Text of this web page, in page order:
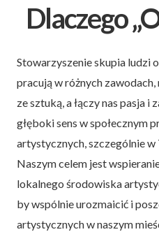
Dlaczego
Stowarzyszenie skupia ludzi
pracują w różnych
ze sztuką, a łączy nas pasja i
głęboki sens w społecznym
artystycznych, szczególnie w
Naszym celem jest
lokalnego środowiska
by wspólnie urozmaicić i
artystycznych w naszym